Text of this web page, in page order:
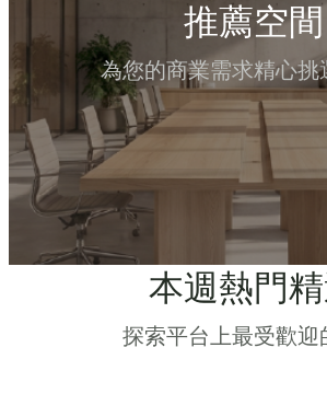
推薦空間
為您的商業需求精心挑
本週熱門
探索平台上最受歡迎